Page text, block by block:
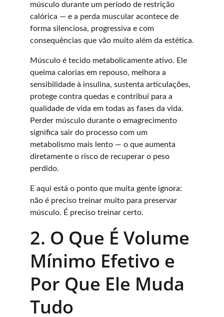
músculo durante um período de restrição
calórica — e a perda muscular acontece de
forma silenciosa, progressiva e com
consequências que vão muito além da estética.
Músculo é tecido metabolicamente ativo. Ele
queima calorias em repouso, melhora a
sensibilidade à insulina, sustenta articulações,
protege contra quedas e contribui para a
qualidade de vida em todas as fases da vida.
Perder músculo durante o emagrecimento
significa sair do processo com um
metabolismo mais lento — o que aumenta
diretamente o risco de recuperar o peso
perdido.
E aqui está o ponto que muita gente ignora:
não é preciso treinar muito para preservar
músculo. É preciso treinar certo.
2. O Que É Volume
Mínimo Efetivo e
Por Que Ele Muda
Tudo